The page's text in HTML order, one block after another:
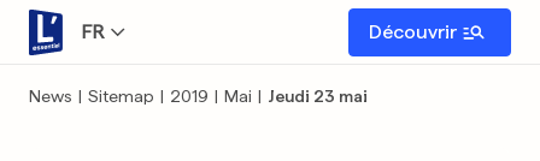
FR Découvrir
News | Sitemap | 2019 | Mai | Jeudi 23 mai